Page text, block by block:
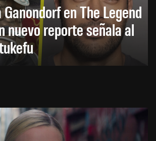
en The Legend
nuevo reporte señala al